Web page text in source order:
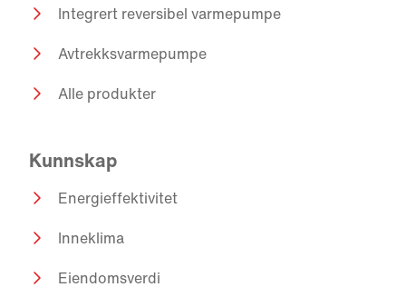
Integrert reversibel varmepumpe
Avtrekksvarmepumpe
Alle produkter
Kunnskap
Energieffektivitet
Inneklima
Eiendomsverdi